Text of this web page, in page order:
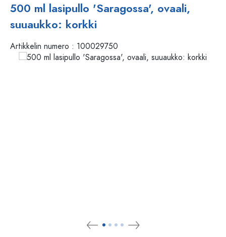
500 ml lasipullo 'Saragossa', ovaali,
suuaukko: korkki
Artikkelin numero : 100029750